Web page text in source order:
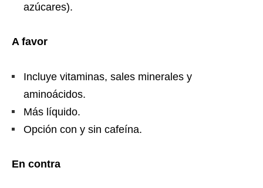
azúcares).
A favor
Incluye vitaminas, sales minerales y
aminoácidos.
Más líquido.
Opción con y sin cafeína.
En contra